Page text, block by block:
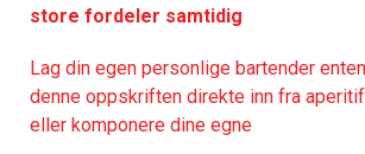
store fordeler samtidig
Lag din egen personlige bartender
denne oppskriften direkte inn fra
eller komponere dine egne